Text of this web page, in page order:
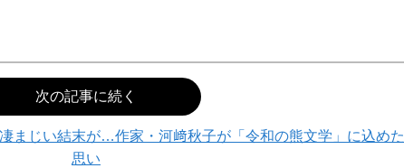
次の記事に続く
まじい結末が…作家・河﨑秋子が「令和の熊文学」に込めた
思い